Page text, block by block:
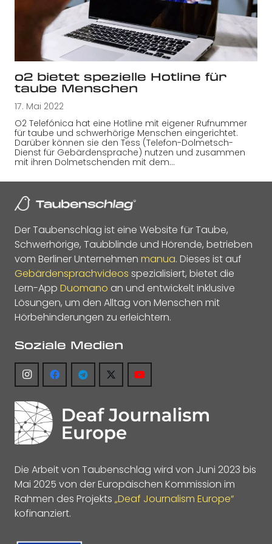
o2 bietet spezielle Hotline für
taube Menschen
17. Mai 2022
O2 Telefónica hat eine Hotline mit eigener Rufnummer
für taube und schwerhörige Menschen eingerichtet.
Darüber können sie den Tess (Telefon-Dolmetsch-
Dienst für Gebärdensprache) nutzen und zusammen
mit ihren Dolmetschenden mit dem…
Der Taubenschlag ist eine Website für Taube,
Schwerhörige, Taubblinde und Hörende, betrieben
vom Berliner Unternehmen manua. Dieses ist auf
Gebärdensprachvideos spezialisiert, bietet die
Lern-App Duomano an und entwickelt inklusive
Lösungen, um den Alltag von Menschen mit
Hörbehinderungen zu erleichtern.
Soziale Medien
Die Arbeit von Taubenschlag wird von Juni 2023 bis
Mai 2025 von der Europäischen Kommission im
Rahmen des Projekts „Deaf Journalism Europe“
kofinanziert.